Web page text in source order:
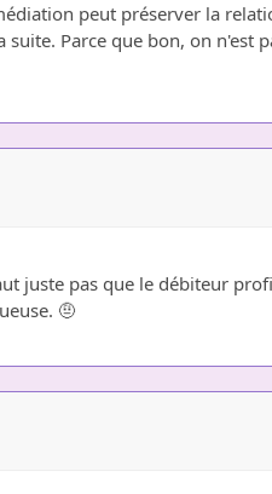
peut préserver la
Parce que bon, on n'est
juste pas que le débiteur
🤨